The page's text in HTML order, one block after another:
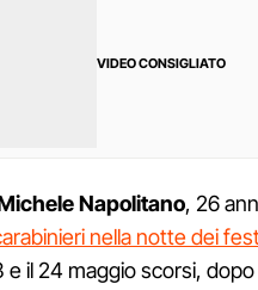
VIDEO CONSIGLIATO
Napolitano, 26
nella notte dei
e il 24 maggio scorsi,